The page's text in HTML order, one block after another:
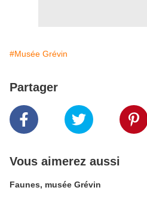
#Musée Grévin
Partager
Vous aimerez aussi
Faunes, musée Grévin